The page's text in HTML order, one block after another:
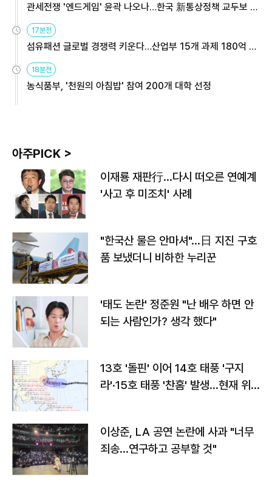
관세전쟁 '엔드게임' 윤곽 나오나…한국 新통상정책 교두보 활
17분전
섬유패션 글로벌 경쟁력 키운다…산업부 15개 과제 180억 지
18분전
농식품부, '천원의 아침밥' 참여 200개 대학 선정
아주PICK >
이재룡 재판行…다시 떠오른 연예계
'사고 후 미조치' 사례
"한국산 물은 안마셔"…日 지진 구호
품 보냈더니 비하한 누리꾼
'태도 논란' 정준원 "난 배우 하면 안
되는 사람인가? 생각 했다"
13호 '돌핀' 이어 14호 태풍 '구지
라'·15호 태풍 '찬홈' 발생…현재 위
이상준, LA 공연 논란에 사과 "너무
죄송…연구하고 공부할 것"